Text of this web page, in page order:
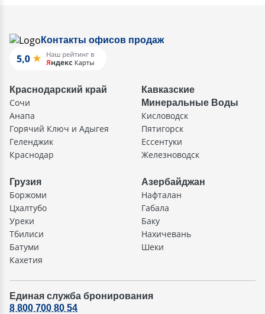
Контакты офисов продаж
Краснодарский край
Сочи
Анапа
Горячий Ключ и Адыгея
Геленджик
Краснодар
Кавказские
Минеральные Воды
Кисловодск
Пятигорск
Ессентуки
Железноводск
Грузия
Боржоми
Цхалтубо
Уреки
Тбилиси
Батуми
Кахетия
Азербайджан
Нафталан
Габала
Баку
Нахичевань
Шеки
Единая служба бронирования
8 800 700 80 54